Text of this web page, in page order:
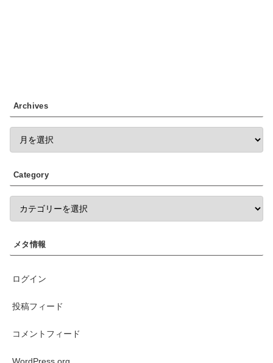
Archives
Category
メタ情報
ログイン
投稿フィード
コメントフィード